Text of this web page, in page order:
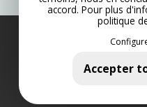
Politique
accord. Pour plus
politique
Accepter